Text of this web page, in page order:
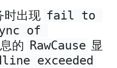
时出现 fail to
of
的 RawCause 显
exceeded